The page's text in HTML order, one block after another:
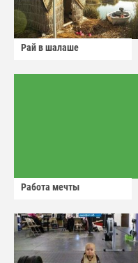
Рай в шалаше
Работа мечты